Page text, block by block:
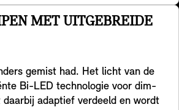
zelfs in een fel verlichte
hoogte en helderheid eenvoudig
informatie afstemmen
totaalervaring – en
MET UITGEBREIDE
gemist had. Het licht van de
Bi-LED technologie voor dim-
adaptief verdeeld en wordt